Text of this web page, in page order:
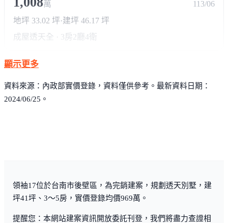
萬
113/06
地坪 33.02 坪·建坪 46.17 坪
成屋透天全 · 3房2廳4衛
顯示更多
資料來源：內政部實價登錄，資料僅供參考。最新資料日期：
2024/06/25。
領袖17位於台南市後壁區，為完銷建案，規劃透天別墅，建
坪41坪、3～5房，實價登錄均價969萬。
提醒您：本網站建案資訊開放委託刊登，我們將盡力查證相